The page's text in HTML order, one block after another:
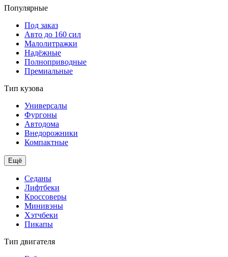
Популярные
Под заказ
Авто до 160 сил
Малолитражки
Надёжные
Полноприводные
Премиальные
Тип кузова
Универсалы
Фургоны
Автодома
Внедорожники
Компактные
Ещё
Седаны
Лифтбеки
Кроссоверы
Минивэны
Хэтчбеки
Пикапы
Тип двигателя